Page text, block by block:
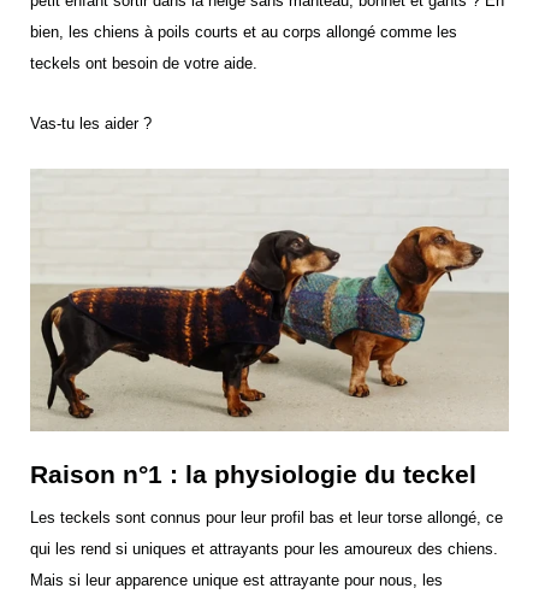
bien, les chiens à poils courts et au corps allongé comme les
teckels ont besoin de votre aide.
Vas-tu les aider ?
Raison n°1 : la physiologie du teckel
Les teckels sont connus pour leur profil bas et leur torse allongé, ce
qui les rend si uniques et attrayants pour les amoureux des chiens.
Mais si leur apparence unique est attrayante pour nous, les